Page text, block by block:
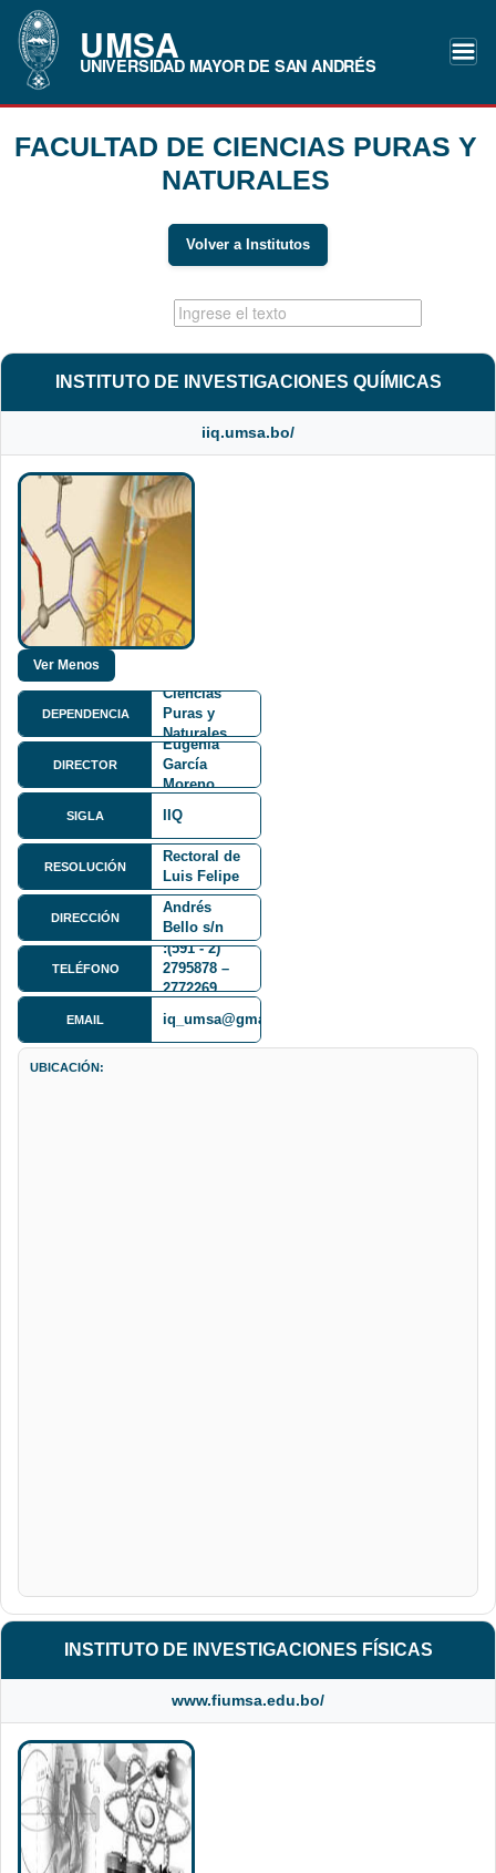
UMSA
UNIVERSIDAD MAYOR DE SAN ANDRÉS
FACULTAD DE CIENCIAS PURAS Y
NATURALES
Volver a Institutos
INSTITUTO DE INVESTIGACIONES QUÍMICAS
iiq.umsa.bo/
DEPENDENCIA
Ciencias
Puras y
Naturales
FCPN
DIRECTOR
María
Eugenia
García
Moreno
SIGLA IIQ
RESOLUCIÓN
Resolución
Rectoral de
Luis Felipe
Hartmann
DIRECCIÓN
Calle 27 y
Andrés
Bello s/n
Cota Cota
TELÉFONO
:(591 - 2)
2795878 –
2772269
EMAIL iq_umsa@gmail.com
UBICACIÓN:
INSTITUTO DE INVESTIGACIONES FÍSICAS
www.fiumsa.edu.bo/